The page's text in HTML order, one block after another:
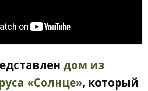
дом из
«Солнце», который